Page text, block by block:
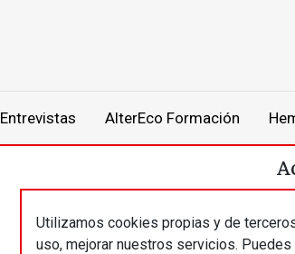
Entrevistas AlterEco Formación
Utilizamos cookies propias y de
uso, mejorar nuestros servicios. Puedes